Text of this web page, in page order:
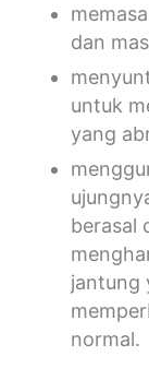
dan
untuk
yang
berasal
jantung
normal.